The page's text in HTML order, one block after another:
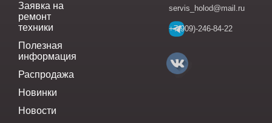
Заявка на
ремонт
техники
Полезная
информация
Распродажа
Новинки
Новости
servis_holod@mail.ru
+7(909)-246-84-22